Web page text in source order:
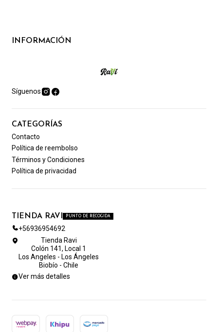
INFORMACIÓN
Síguenos
CATEGORÍAS
Contacto
Política de reembolso
Términos y Condiciones
Política de privacidad
TIENDA RAVI PUNTO DE RECOGIDA
+56936954692
Tienda Ravi
Colón 141, Local 1
Los Angeles - Los Ángeles
Biobío - Chile
Ver más detalles